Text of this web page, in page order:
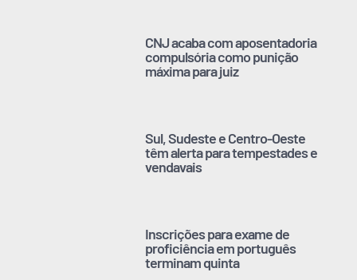
CNJ acaba com aposentadoria
compulsória como punição
máxima para juiz
Sul, Sudeste e Centro-Oeste
têm alerta para tempestades e
vendavais
Inscrições para exame de
proficiência em português
terminam quinta